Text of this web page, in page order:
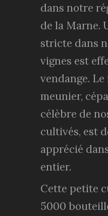
dans notre
de la Marne.
stricte dans
vignes est
vendange.
meunier,
célèbre de
cultivés, est
apprécié
entier.
Cette petite
5000